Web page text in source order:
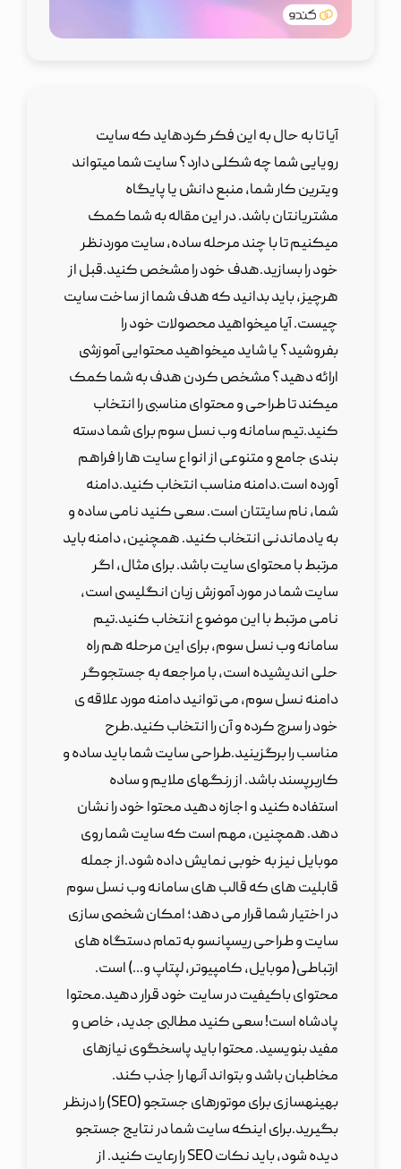
آیا تا به حال به این فکر کردهاید که سایت
رویایی شما چه شکلی دارد؟ سایت شما میتواند
ویترین کار شما، منبع دانش یا پایگاه
مشتریانتان باشد. در این مقاله به شما کمک
میکنیم تا با چند مرحله ساده، سایت موردنظر
خود را بسازید.هدف خود را مشخص کنید.قبل از
هرچیز، باید بدانید که هدف شما از ساخت سایت
چیست. آیا میخواهید محصولات خود را
بفروشید؟ یا شاید میخواهید محتوایی آموزشی
ارائه دهید؟ مشخص کردن هدف به شما کمک
میکند تا طراحی و محتوای مناسبی را انتخاب
کنید.تیم سامانه وب نسل سوم برای شما دسته
بندی جامع و متنوعی از انواع سایت ها را فراهم
آورده است.دامنه مناسب انتخاب کنید.دامنه
شما، نام سایتتان است. سعی کنید نامی ساده و
به یادماندنی انتخاب کنید. همچنین، دامنه باید
مرتبط با محتوای سایت باشد. برای مثال، اگر
سایت شما در مورد آموزش زبان انگلیسی است،
نامی مرتبط با این موضوع انتخاب کنید.تیم
سامانه وب نسل سوم، برای این مرحله هم راه
حلی اندیشیده است، با مراجعه به جستجوگر
دامنه نسل سوم، می توانید دامنه مورد علاقه ی
خود را سرچ کرده و آن را انتخاب کنید.طرح
مناسب را برگزینید.طراحی سایت شما باید ساده و
کاربرپسند باشد. از رنگهای ملایم و ساده
استفاده کنید و اجازه دهید محتوا خود را نشان
دهد. همچنین، مهم است که سایت شما روی
موبایل نیز به خوبی نمایش داده شود.از جمله
قابلیت های که قالب های سامانه وب نسل سوم
در اختیار شما قرار می دهد؛ امکان شخصی سازی
سایت و طراحی ریسپانسو به تمام دستگاه های
ارتباطی( موبایل، کامپیوتر، لپتاپ و...) است.
محتوای باکیفیت در سایت خود قرار دهید.محتوا
پادشاه است! سعی کنید مطالبی جدید، خاص و
مفید بنویسید. محتوا باید پاسخگوی نیازهای
مخاطبان باشد و بتواند آنها را جذب کند.
بهینهسازی برای موتورهای جستجو (SEO) را درنظر
بگیرید.برای اینکه سایت شما در نتایج جستجو
دیده شود، باید نکات SEO را رعایت کنید. از